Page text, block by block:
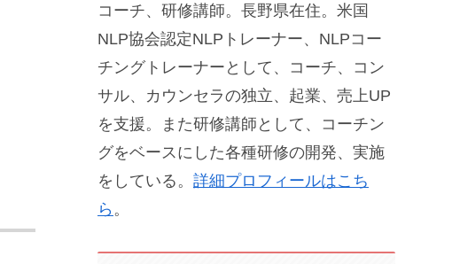
コーチ、研修講師。長野県在住。米国
NLP協会認定NLPトレーナー、NLPコー
チングトレーナーとして、コーチ、コン
サル、カウンセラの独立、起業、売上UP
を支援。また研修講師として、コーチン
グをベースにした各種研修の開発、実施
をしている。 詳細プロフィールはこち
ら 。